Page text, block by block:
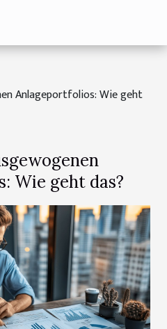
Anlageportfolios: Wie geht
Wie geht das?